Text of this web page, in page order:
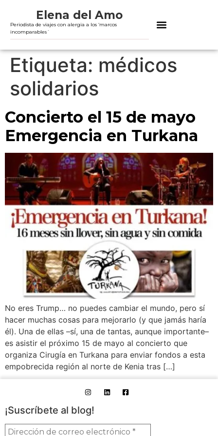
Elena del Amo
Periodista de viajes con alergia a los ‘marcos
incomparables´
Etiqueta: médicos
solidarios
Concierto el 15 de mayo
Emergencia en Turkana
No eres Trump… no puedes cambiar el mundo, pero sí
hacer muchas cosas para mejorarlo (y que jamás haría
él). Una de ellas –sí, una de tantas, aunque importante–
es asistir el próximo 15 de mayo al concierto que
organiza Cirugía en Turkana para enviar fondos a esta
empobrecida región al norte de Kenia tras […]
¡Suscríbete al blog!